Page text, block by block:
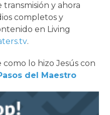
y ahora
completos y
en Living
.
lo hizo Jesús con
del Maestro